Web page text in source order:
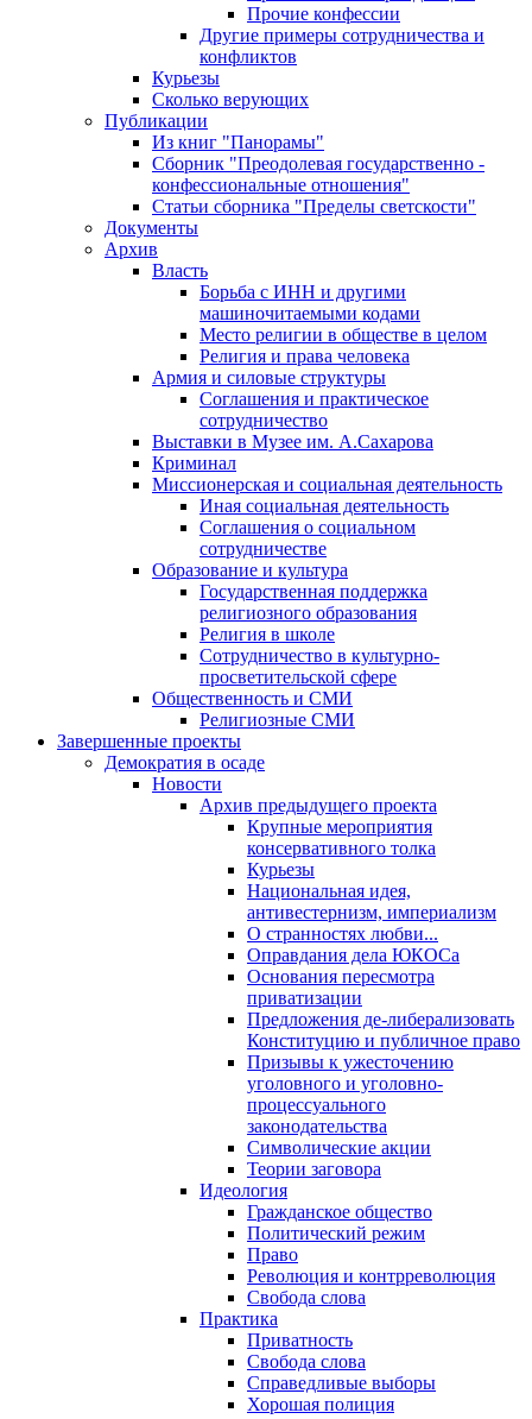
Прочие конфессии
Другие примеры сотрудничества и
конфликтов
Курьезы
Сколько верующих
Публикации
Из книг "Панорамы"
Сборник "Преодолевая государственно -
конфессиональные отношения"
Статьи сборника "Пределы светскости"
Документы
Архив
Власть
Борьба с ИНН и другими
машиночитаемыми кодами
Место религии в обществе в целом
Религия и права человека
Армия и силовые структуры
Соглашения и практическое
сотрудничество
Выставки в Музее им. А.Сахарова
Криминал
Миссионерская и социальная деятельность
Иная социальная деятельность
Соглашения о социальном
сотрудничестве
Образование и культура
Государственная поддержка
религиозного образования
Религия в школе
Сотрудничество в культурно-
просветительской сфере
Общественность и СМИ
Религиозные СМИ
Завершенные проекты
Демократия в осаде
Новости
Архив предыдущего проекта
Крупные мероприятия
консервативного толка
Курьезы
Национальная идея,
антивестернизм, империализм
О странностях любви...
Оправдания дела ЮКОСа
Основания пересмотра
приватизации
Предложения де-либерализовать
Конституцию и публичное право
Призывы к ужесточению
уголовного и уголовно-
процессуального
законодательства
Символические акции
Теории заговора
Идеология
Гражданское общество
Политический режим
Право
Революция и контрреволюция
Свобода слова
Практика
Приватность
Свобода слова
Справедливые выборы
Хорошая полиция